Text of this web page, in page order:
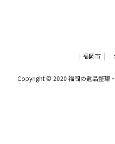
福岡市
Copyright © 2020 福岡の遺品整理